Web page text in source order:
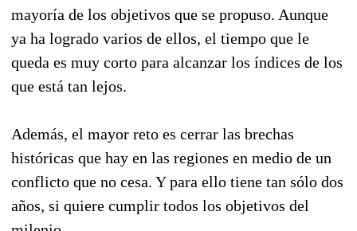
mayoría de los objetivos que se propuso. Aunque
ya ha logrado varios de ellos, el tiempo que le
queda es muy corto para alcanzar los índices de los
que está tan lejos.
Además, el mayor reto es cerrar las brechas
históricas que hay en las regiones en medio de un
conflicto que no cesa. Y para ello tiene tan sólo dos
años, si quiere cumplir todos los objetivos del